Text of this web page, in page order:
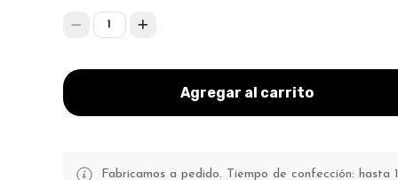
1
Agregar al carrito
Fabricamos a pedido. Tiempo de confección: hasta